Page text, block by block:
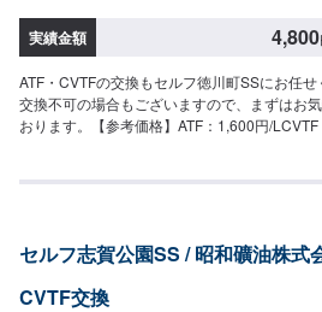
実績金額 4,800
ATF・CVTFの交換もセルフ徳川町SSにお任
交換不可の場合もございますので、まずはお
おります。【参考価格】ATF：1,600円/LCVTF
セルフ志賀公園SS / 昭和礦油株式
CVTF交換